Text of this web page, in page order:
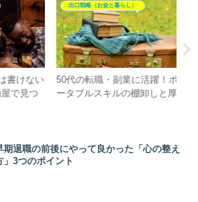
けない
見つ
出口戦略（お金と暮らし）
50代の転職・副業に活躍！ポ
ータブルスキルの棚卸しと厚
期退職の前後にやって良かった「心の整え
」3つのポイント